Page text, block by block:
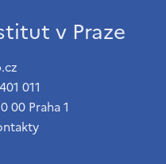
v Praze
011
00 Praha 1